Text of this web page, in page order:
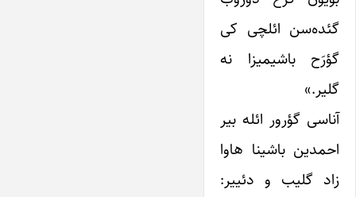
گئده‌سن ائلچی کی
گؤرَح باشیمیزا نه
گلیر.»
آناسی گؤرور ائله بیر
احمدین باشینا هاوا
زاد گلیب و دئییر: